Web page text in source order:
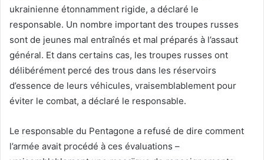
ukrainienne étonnamment rigide, a déclaré le
responsable. Un nombre important des troupes russes
sont de jeunes mal entraînés et mal préparés à l’assaut
général. Et dans certains cas, les troupes russes ont
délibérément percé des trous dans les réservoirs
d’essence de leurs véhicules, vraisemblablement pour
éviter le combat, a déclaré le responsable.
Le responsable du Pentagone a refusé de dire comment
l’armée avait procédé à ces évaluations –